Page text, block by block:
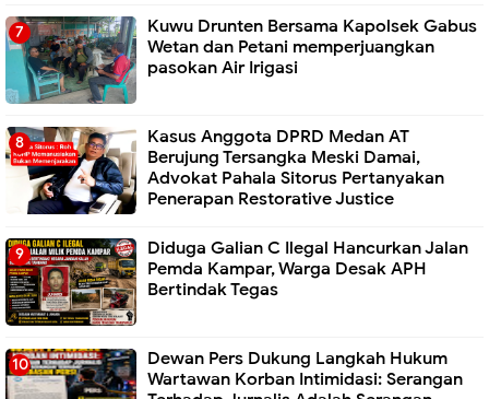
Kuwu Drunten Bersama Kapolsek Gabus
Wetan dan Petani memperjuangkan
pasokan Air Irigasi
Kasus Anggota DPRD Medan AT
Berujung Tersangka Meski Damai,
Advokat Pahala Sitorus Pertanyakan
Penerapan Restorative Justice
Diduga Galian C Ilegal Hancurkan Jalan
Pemda Kampar, Warga Desak APH
Bertindak Tegas
Dewan Pers Dukung Langkah Hukum
Wartawan Korban Intimidasi: Serangan